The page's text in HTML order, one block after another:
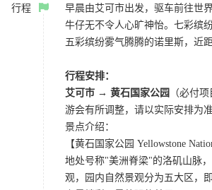
行程
早晨由艾可市出发，驱车前往世
牛仔无不令人心旷神怡。七彩缤
五彩缤纷雾气腾腾的诺里斯，近
行程安排：
艾可市 → 黄石国家公园
（必付
游会有所调整，请以实际安排为
景点介绍：
【黄石国家公园 Yellowstone
地处号称"美洲脊梁"的洛矶山脉
观，园内自然景观分为五大区，